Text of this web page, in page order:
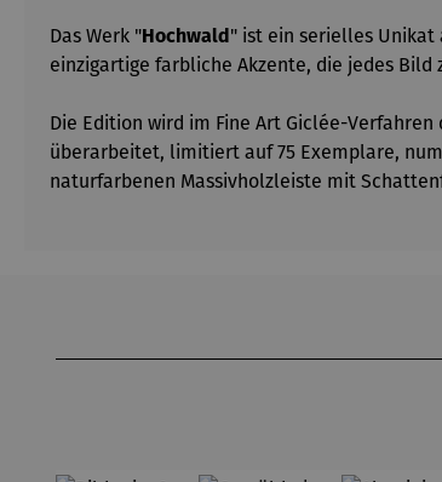
Das Werk "Hochwald" ist ein serielles Unikat
einzigartige farbliche Akzente, die jedes
Die Edition wird im Fine Art Giclée-
überarbeitet, limitiert auf 75 Exemplare,
naturfarbenen Massivholzleiste mit